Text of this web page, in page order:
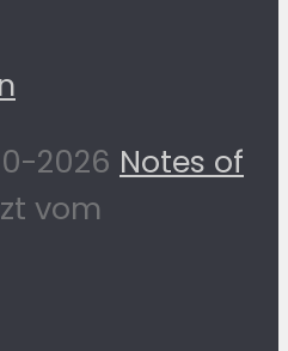
2026 Notes of
vom